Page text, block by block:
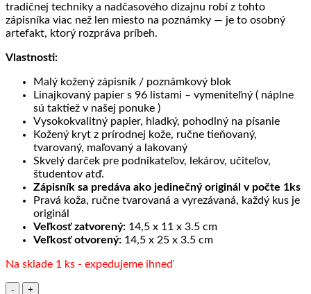
tradičnej techniky a nadčasového dizajnu robí z tohto
zápisníka viac než len miesto na poznámky — je to osobný
artefakt, ktorý rozpráva príbeh.
Vlastnosti:
Malý kožený zápisník / poznámkový blok
Linajkovaný papier s 96 listami – vymeniteľný ( náplne
sú taktiež v našej ponuke )
Vysokokvalitný papier, hladký, pohodlný na písanie
Kožený kryt z prírodnej kože, ručne tieňovaný,
tvarovaný, maľovaný a lakovaný
Skvelý darček pre podnikateľov, lekárov, učiteľov,
študentov atď.
Zápisník sa predáva ako jedinečný originál v počte 1ks
Pravá koža, ručne tvarovaná a vyrezávaná, každý kus je
originál
Veľkosť zatvorený: 14,5 x 11 x 3.5 cm
Veľkosť otvorený: 14,5 x 25 x 3.5 cm
Na sklade 1 ks - expedujeme ihneď
množstvo